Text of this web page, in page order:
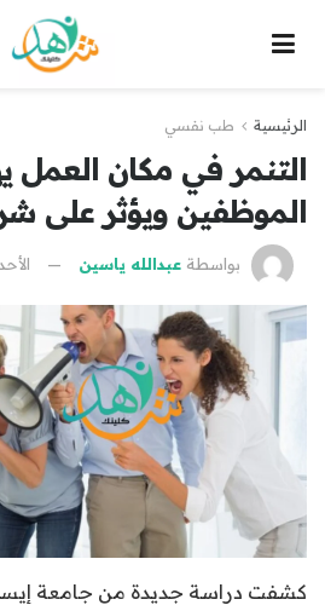
الرئيسية طب نفسي
التنمر في مكان العمل
الموظفين ويؤثر على
بواسطة عبدالله ياسين الأحد, 23 فبراير,
كشفت دراسة جديدة من جامعة